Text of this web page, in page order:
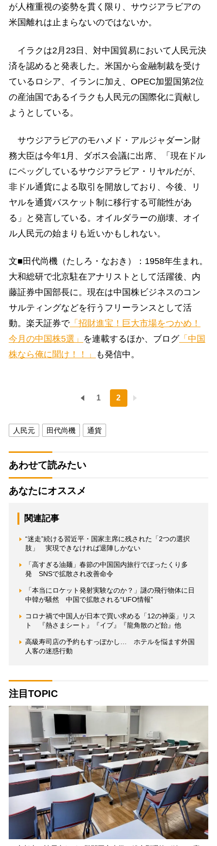
が人権重視の姿勢を貫く限り、サウジアラビアの
米国離れは止まらないのではないか。
イラクは2月23日、対中国貿易において人民元決
済を認めると発表した。米国から金融制裁を受け
ているロシア、イランに加え、OPEC加盟国第2位
の産油国であるイラクも人民元の国際化に貢献し
ようとしている。
サウジアラビアのモハメド・アルジャダーン財
務大臣は今年1月、ダボス会議に出席、「現在ドル
にペッグしているサウジアラビア・リヤルだが、
非ドル通貨による取引を開放しており、今後、リ
ヤルを通貨バスケット制に移行する可能性があ
る」と発言している。オイルダラーの崩壊、オイ
ル人民元の始まりも近いかもしれない。
文■田代尚機（たしろ・なおき）：1958年生まれ。
大和総研で北京駐在アナリストとして活躍後、内
藤証券中国部長に。現在は中国株ビジネスのコン
サルティングなどを行うフリーランスとして活
動。楽天証券で「招財進宝！巨大市場をつかめ！
今月の中国株5選」 を連載するほか、ブログ「中国
株なら俺に聞け！！」
も発信中。
1 2
人民元 田代尚機 通貨
あわせて読みたい
あなたにオススメ
関連記事
“迷走”続ける習近平・国家主席に残された「2つの選択
肢」 実現できなければ退陣しかない
「高すぎる油麺」春節の中国国内旅行でぼったくり多
発 SNSで拡散され改善命令
「本当にロケット発射実験なのか？」謎の飛行物体に日
中韓が騒然 中国で拡散される“UFO情報”
コロナ禍で中国人が日本で買い求める「12の神薬」リス
ト 『熱さまシート』『イブ』『龍角散のど飴』他
高級寿司店の予約もすっぽかし… ホテルを悩ます外国
人客の迷惑行動
注目TOPIC